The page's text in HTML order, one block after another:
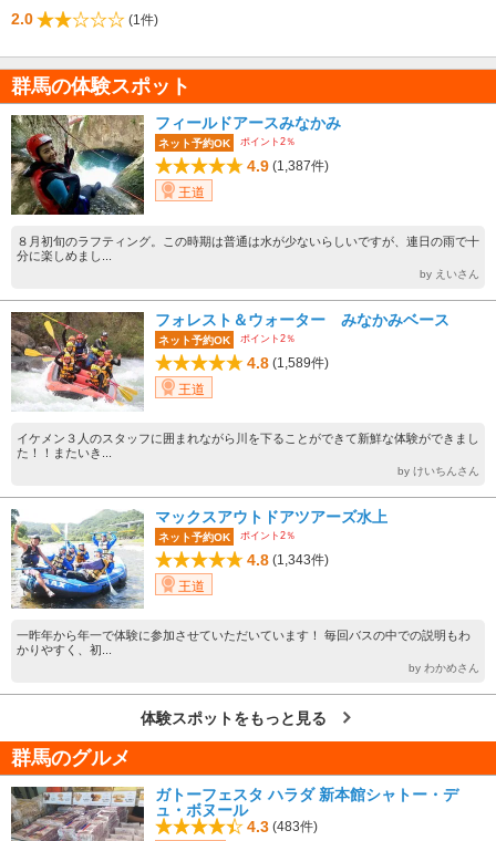
2.0 (1件)
群馬の体験スポット
フィールドアースみなかみ
ネット予約OK ポイント2％
4.9 (1,387件)
王道
８月初旬のラフティング。この時期は普通は水が少ないらしいですが、連日の雨で十
分に楽しめまし...
by えいさん
フォレスト＆ウォーター みなかみベース
ネット予約OK ポイント2％
4.8 (1,589件)
王道
イケメン３人のスタッフに囲まれながら川を下ることができて新鮮な体験ができまし
た！！またいき...
by けいちんさん
マックスアウトドアツアーズ水上
ネット予約OK ポイント2％
4.8 (1,343件)
王道
一昨年から年一で体験に参加させていただいています！ 毎回バスの中での説明もわ
かりやすく、初...
by わかめさん
体験スポットをもっと見る
群馬のグルメ
ガトーフェスタ ハラダ 新本館シャトー・デ
ュ・ボヌール
4.3 (483件)